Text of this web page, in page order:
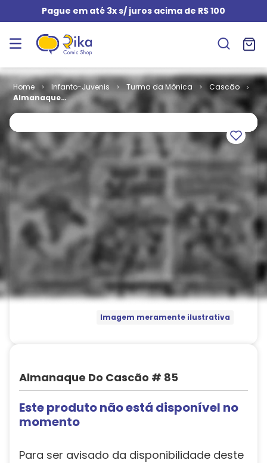
Pague em até 3x s/ juros acima de R$ 100
Infanto-Juvenis Turma da Mônica
Cascão
Almanaque
do Cascão #
Imagem meramente ilustrativa
Almanaque Do Cascão # 85
Este produto não está disponível no
momento
Para ser avisado da disponibilidade deste